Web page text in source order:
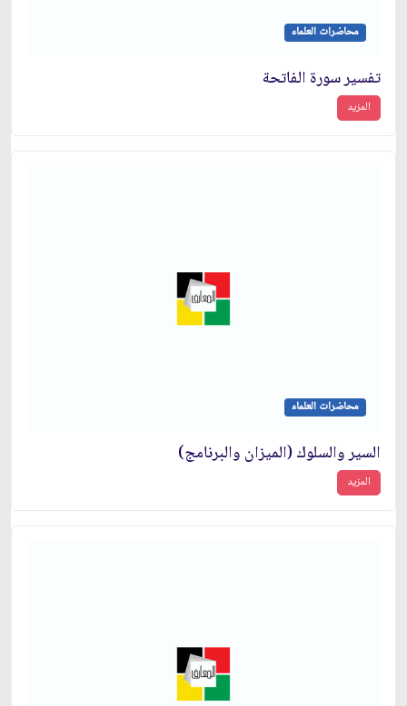
محاضرات العلماء
تفسير سورة الفاتحة
المزيد
محاضرات العلماء
السير والسلوك (الميزان والبرنامج)
المزيد